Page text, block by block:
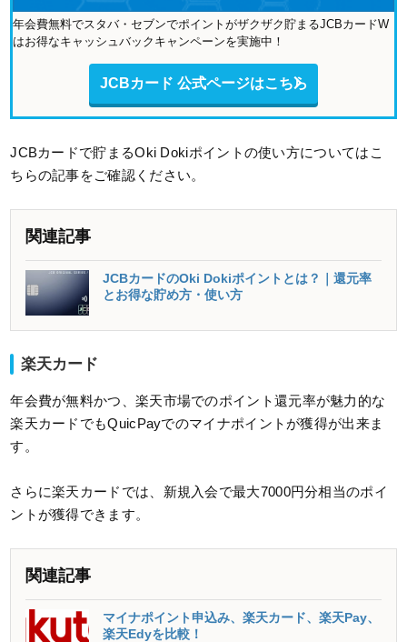
年会費無料でスタバ・セブンでポイントがザクザク貯まるJCBカードW
はお得なキャッシュバックキャンペーンを実施中！
JCBカード 公式ページはこちら
JCBカードで貯まるOki Dokiポイントの使い方についてはこ
ちらの記事をご確認ください。
関連記事
JCBカードのOki Dokiポイントとは？｜還元率
とお得な貯め方・使い方
楽天カード
年会費が無料かつ、楽天市場でのポイント還元率が魅力的な
楽天カードでもQuicPayでのマイナポイントが獲得が出来ま
す。
さらに楽天カードでは、新規入会で最大7000円分相当のポイ
ントが獲得できます。
関連記事
マイナポイント申込み、楽天カード、楽天Pay、
楽天Edyを比較！